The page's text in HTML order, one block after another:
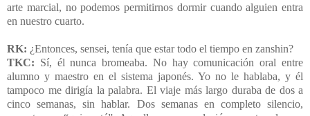
arte marcial, no podemos permitirnos dormir cuando alguien entra
en nuestro cuarto.
RK: ¿Entonces, sensei, tenía que estar todo el tiempo en zanshin?
TKC: Sí, él nunca bromeaba. No hay comunicación oral entre
alumno y maestro en el sistema japonés. Yo no le hablaba, y él
tampoco me dirigía la palabra. El viaje más largo duraba de dos a
cinco semanas, sin hablar. Dos semanas en completo silencio,